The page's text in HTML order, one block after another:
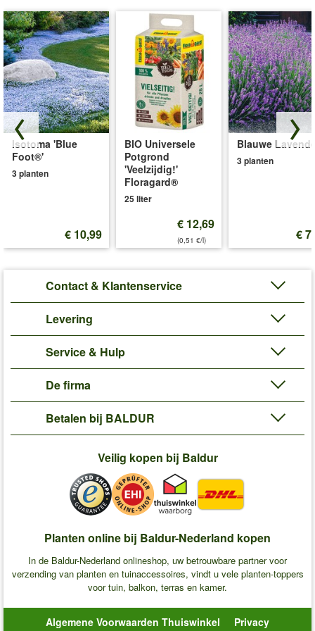
Isotoma 'Blue
Foot®'
3 planten
€ 10,99
BIO Universele
Potgrond
'Veelzijdig!'
Floragard®
25 liter
€ 12,69
(0,51 €/l)
Blauwe
3 planten
€
Contact & Klantenservice
Levering
Service & Hulp
De firma
Betalen bij BALDUR
Veilig kopen bij Baldur
Planten online bij Baldur-Nederland kopen
In de Baldur-Nederland onlineshop, uw betrouwbare partner voor
verzending van planten en tuinaccessoires, vindt u vele planten-toppers
voor tuin, balkon, terras en kamer.
Algemene Voorwaarden Thuiswinkel Privacy